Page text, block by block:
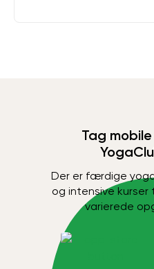
Tag
Der er færdige
og intensive kurser
varierede